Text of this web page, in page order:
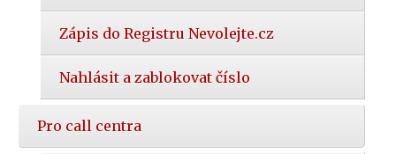
Zápis do Registru Nevolejte.cz
Nahlásit a zablokovat číslo
Pro call centra